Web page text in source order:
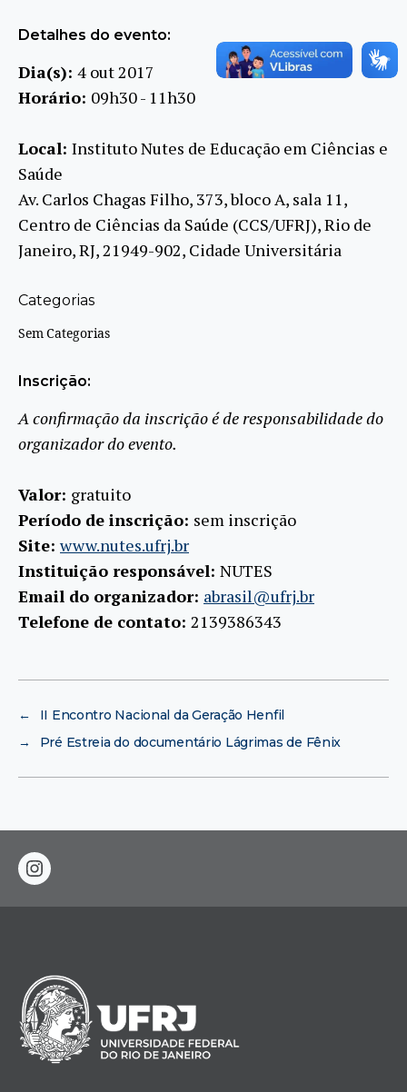
Detalhes do evento:
Dia(s): 4 out 2017
Horário: 09h30 - 11h30
Local: Instituto Nutes de Educação em Ciências e
Saúde
Av. Carlos Chagas Filho, 373, bloco A, sala 11,
Centro de Ciências da Saúde (CCS/UFRJ), Rio de
Janeiro, RJ, 21949-902, Cidade Universitária
Categorias
Sem Categorias
Inscrição:
A confirmação da inscrição é de responsabilidade do
organizador do evento.
Valor: gratuito
Período de inscrição: sem inscrição
Site:www.nutes.ufrj.br
Instituição responsável: NUTES
Email do organizador: abrasil@ufrj.br
Telefone de contato: 2139386343
←
II Encontro Nacional da Geração Henfil
→
Pré Estreia do documentário Lágrimas de Fênix
instagram